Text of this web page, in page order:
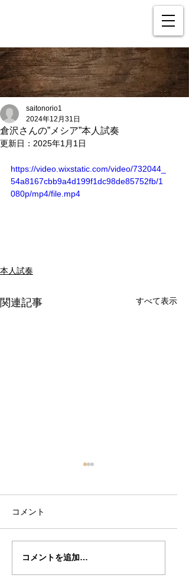
倉沢さんの”メシア”本人試奏
saitonorio1
2024年12月31日
更新日： 2025年1月1日
https://video.wixstatic.com/video/732044_
54a8167cbb9a4d199f1dc98de85752fb/1
080p/mp4/file.mp4
本人試奏
関連記事 すべて表示
稲葉さんのデルジェス
コメント
コメントを追加…